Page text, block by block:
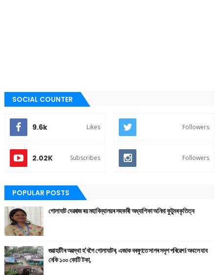
SOCIAL COUNTER
9.6k Likes Followers
2.02K Subscribes Followers
POPULAR POSTS
গোলাঘাট দেৱৰাজ ৰয় মহাবিদ্যালয়ৰ সহকাৰী অধ্যাপিকা অনিমা কুটুমৰ কৃতিত্ব
গুৱাহাটীৰ অৱস্থা হ'বগৈ গোলাঘাটৰ, এজাক বৰষুণতে সাগৰ সদৃশ পৰিৱেশ। অথলে যাব
নেকি ১০০ কোটি টকা,